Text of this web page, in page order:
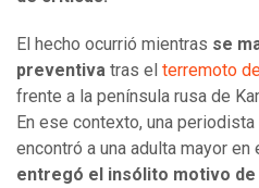
El hecho ocurrió mientras se
preventiva tras el terremoto
frente a la península rusa de
En ese contexto, una periodista
encontró a una adulta mayor
entregó el insólito motivo